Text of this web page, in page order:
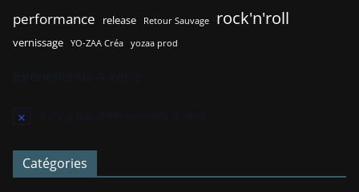
performance release Retour Sauvage rock'n'roll
vernissage YO-ZAA Créa yozaa prod
N
t
c
Catégories